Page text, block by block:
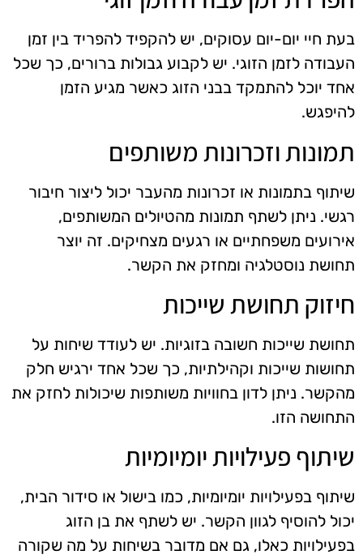
בעת חיי יום-יום עסוקים, יש להקפיד להפריד בין זמן
העבודה לזמן הזוגי. יש לקבוע גבולות ברורים, כך שכל
אחד יוכל להתמקד בבני הזוג כאשר מגיע הזמן
להיפגש.
תמונות וזכרונות משותפים
שיתוף בתמונות או זכרונות מהעבר יכול ליצור חיבור
רגשי. ניתן לשתף תמונות מהטיולים המשותפים,
אירועים משפחתיים או רגעים מצחיקים. זה יוצר
תחושת נוסטלגיה ומחזק את הקשר.
חיזוק תחושת שייכות
תחושת שייכות חשובה בזוגיות. יש לעודד שיחות על
תחושות שייכות וקהילתיות, כך שכל אחד ירגיש חלק
מהקשר. ניתן לדון בחוויות משותפות שיכולות לחזק את
התחושה הזו.
שיתוף פעילויות יומיומיות
שיתוף בפעילויות יומיומיות, כמו בישול או סידור הבית,
יכול להוסיף לגוון הקשר. יש לשתף את בן הזוג
בפעילויות כאלו, גם אם מדובר בשיחות על מה שקורה